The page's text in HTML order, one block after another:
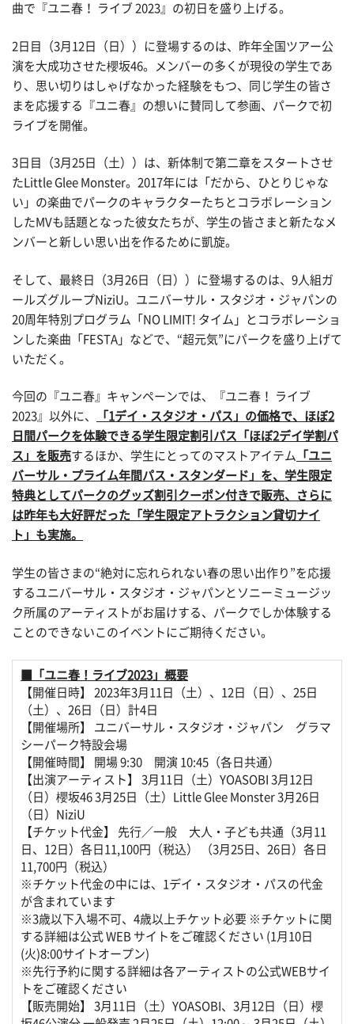
曲で『ユニ春！ ライブ 2023』の初日を盛り上げる。
2日目（3月12日（日））に登場するのは、昨年全国ツアー公
演を大成功させた櫻坂46。メンバーの多くが現役の学生であ
り、思い切りはしゃげなかった経験をもつ、同じ学生の皆さ
まを応援する『ユニ春』の想いに賛同して参画、パークで初
ライブを開催。
3日目（3月25日（土））は、新体制で第二章をスタートさせ
たLittle Glee Monster。2017年には「だから、ひとりじゃな
い」の楽曲でパークのキャラクターたちとコラボレーション
したMVも話題となった彼女たちが、学生の皆さまと新たなメ
ンバーと新しい思い出を作るために凱旋。
そして、最終日（3月26日（日））に登場するのは、9人組ガ
ールズグループNiziU。ユニバーサル・スタジオ・ジャパンの
20周年特別プログラム「NO LIMIT! タイム」とコラボレーショ
ンした楽曲「FESTA」などで、“超元気”にパークを盛り上げて
いただく。
今回の『ユニ春』キャンペーンでは、『ユニ春！ ライブ
2023』以外に、
「1デイ・スタジオ・パス」の価格で、ほぼ2
日間パークを体験できる学生限定割引パス「ほぼ2デイ学割パ
ス」を販売するほか、学生にとってのマストアイテム 「ユニ
バーサル・プライム年間パス・スタンダード」を、学生限定
特典としてパークのグッズ割引クーポン付きで販売、さらに
は昨年も大好評だった「学生限定アトラクション貸切ナイ
ト」も実施。
学生の皆さまの“絶対に忘れられない春の思い出作り”を応援
するユニバーサル・スタジオ・ジャパンとソニーミュージッ
ク所属のアーティストがお届けする、パークでしか体験する
ことのできないこのイベントにご期待ください。
■「ユニ春！ライブ2023」概要
【開催日時】 2023年3月11日（土）、12日（日）、25日
（土）、26日（日）計4日
【開催場所】 ユニバーサル・スタジオ・ジャパン グラマ
シーパーク特設会場
【開催時間】 開場 9:30 開演 10:45（各日共通）
【出演アーティスト】 3月11日（土）YOASOBI 3月12日
（日）櫻坂46 3月25日（土）Little Glee Monster 3月26日
（日）NiziU
【チケット代金】 先行／一般 大人・子ども共通（3月11
日、12日）各日11,100円（税込） （3月25日、26日）各日
11,700円（税込）
※チケット代金の中には、1デイ・スタジオ・パスの代金
が含まれています
※3歳以下入場不可、4歳以上チケット必要 ※チケットに関
する詳細は公式 WEB サイトをご確認ください (1月10日
(火)8:00サイトオープン)
※先行予約に関する詳細は各アーティストの公式WEBサイ
トをご確認ください
【販売開始】 3月11日（土）YOASOBI、3月12日（日）櫻